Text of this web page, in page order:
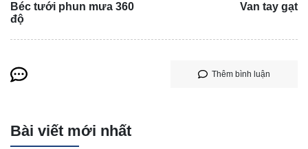
Béc tưới phun mưa 360
độ
Van tay gạt
Thêm bình luận
Bài viết mới nhất